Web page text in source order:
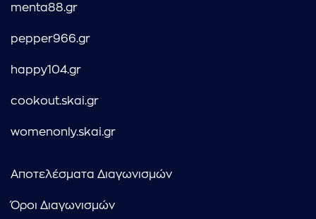
menta88.gr
pepper966.gr
happy104.gr
cookout.skai.gr
womenonly.skai.gr
Αποτελέσματα Διαγωνισμών
Όροι Διαγωνισμών